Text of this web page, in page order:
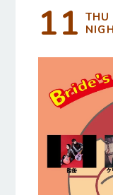
11 THU